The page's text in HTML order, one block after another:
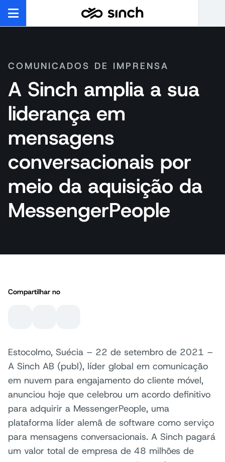
COMUNICADOS DE IMPRENSA
A Sinch amplia a sua
liderança em
mensagens
conversacionais por
meio da aquisição da
MessengerPeople
Compartilhar no
Estocolmo, Suécia – 22 de setembro de 2021 –
A Sinch AB (publ), líder global em comunicação
em nuvem para engajamento do cliente móvel,
anunciou hoje que celebrou um acordo definitivo
para adquirir a MessengerPeople, uma
plataforma líder alemã de software como serviço
para mensagens conversacionais. A Sinch pagará
um valor total de empresa de 48 milhões de